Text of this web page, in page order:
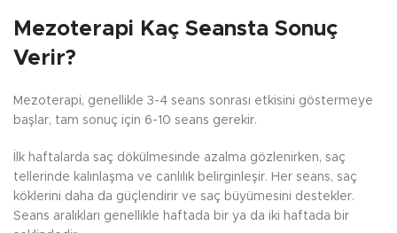
Mezoterapi Kaç Seansta Sonuç
Verir?
Mezoterapi, genellikle 3-4 seans sonrası etkisini göstermeye
başlar, tam sonuç için 6-10 seans gerekir.
İlk haftalarda saç dökülmesinde azalma gözlenirken, saç
tellerinde kalınlaşma ve canlılık belirginleşir. Her seans, saç
köklerini daha da güçlendirir ve saç büyümesini destekler.
Seans aralıkları genellikle haftada bir ya da iki haftada bir